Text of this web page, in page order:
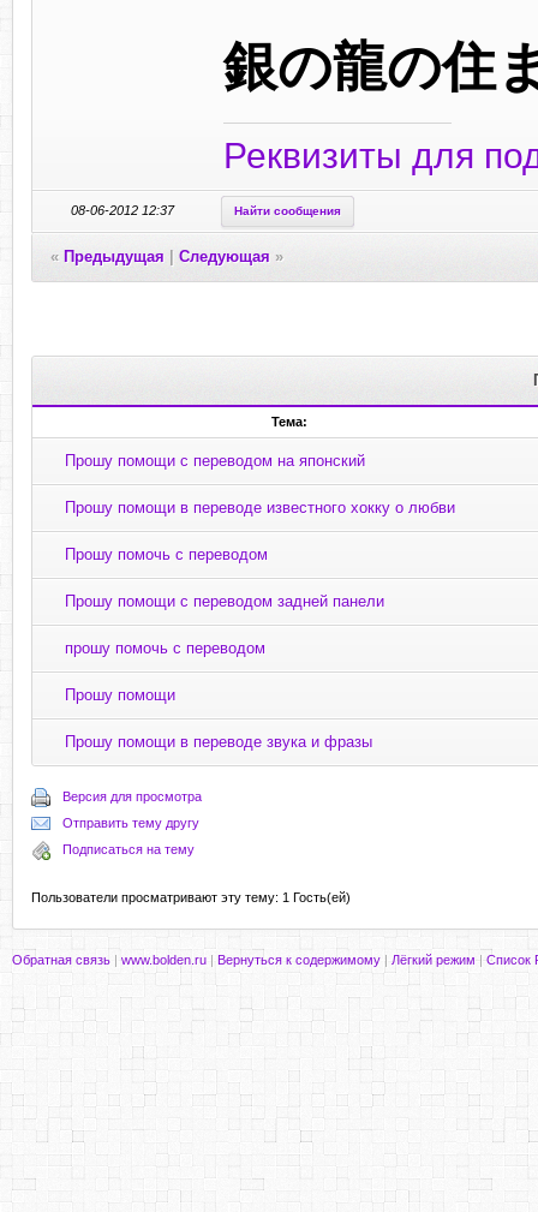
銀の龍の住
Реквизиты для
08-06-2012 12:37 Найти сообщения
« Предыдущая Следующая »
Тема:
Прошу помощи с переводом на японский
Прошу помощи в переводе известного хокку о любви
Прошу помочь с переводом
Прошу помощи с переводом задней панели
прошу помочь с переводом
Прошу помощи
Прошу помощи в переводе звука и фразы
Версия для просмотра
Отправить тему другу
Подписаться на тему
Пользователи просматривают эту тему: 1 Гость(ей)
Обратная связь | www.bolden.ru | Вернуться к содержимому | Лёгкий режим| Список